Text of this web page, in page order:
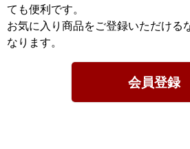
ても便利です。
お気に入り商品をご登録いただける
なります。
会員登録